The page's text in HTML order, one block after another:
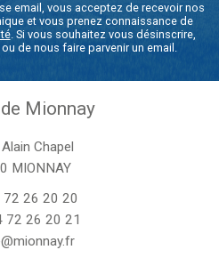
email, vous acceptez de recevoir nos
et vous prenez connaissance de
. Si vous souhaitez vous désinscrire,
ou de nous faire parvenir un email.
Mionnay
Chapel
MIONNAY
72 26 20 20
72 26 20 21